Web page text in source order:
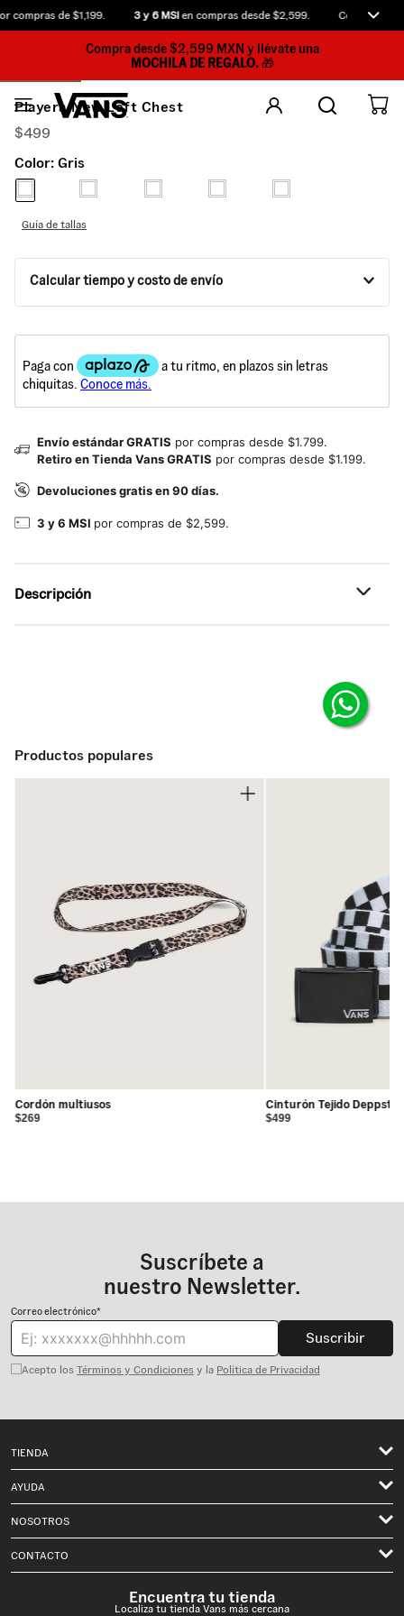
compras de $1,199. 3 y 6 MSIen compras desde $2,599. Compra
Compra desde $2,599 MXN y llévate una
MOCHILA DE REGALO.🎁
Playera New Left Chest
$499
Color:Gris
Guía de tallas
Calcular tiempo y costo de envío
Envío estándar GRATIS por compras desde $1.799.
Retiro en Tienda Vans GRATIS por compras desde $1.199.
Devoluciones gratis en 90 días.
3 y 6 MSI por compras de $2,599.
Descripción
Productos populares
Cordón multiusos
$269
Cinturón Tejido Deppster
$499
Suscríbete a
nuestro Newsletter.
Correo electrónico*
Suscribir
Acepto los Términos y Condiciones y la Política de Privacidad
TIENDA
Hombre
Niños
AYUDA
Mis pedidos
Envíos
NOSOTROS
Términos de Uso
CONTACTO
Encuentra tu tienda
Localiza tu tienda Vans más cercana